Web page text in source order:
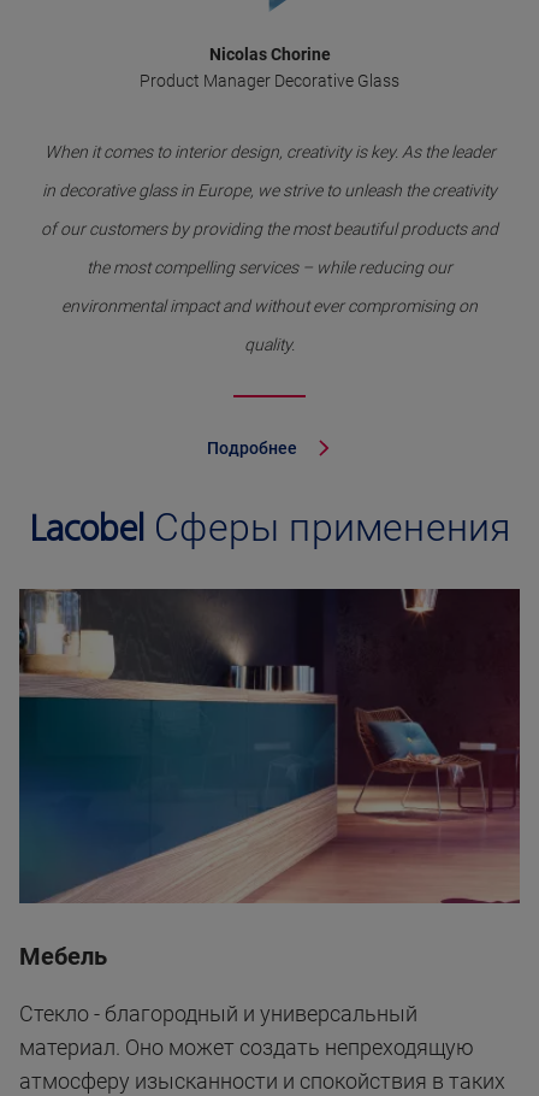
Nicolas Chorine
Product Manager Decorative Glass
When it comes to interior design, creativity is key. As the leader
in decorative glass in Europe, we strive to unleash the creativity
of our customers by providing the most beautiful products and
the most compelling services – while reducing our
environmental impact and without ever compromising on
quality.
Подробнее
Lacobel Сферы применения
Мебель
Стекло - благородный и универсальный
материал. Оно может создать непреходящую
атмосферу изысканности и спокойствия в таких